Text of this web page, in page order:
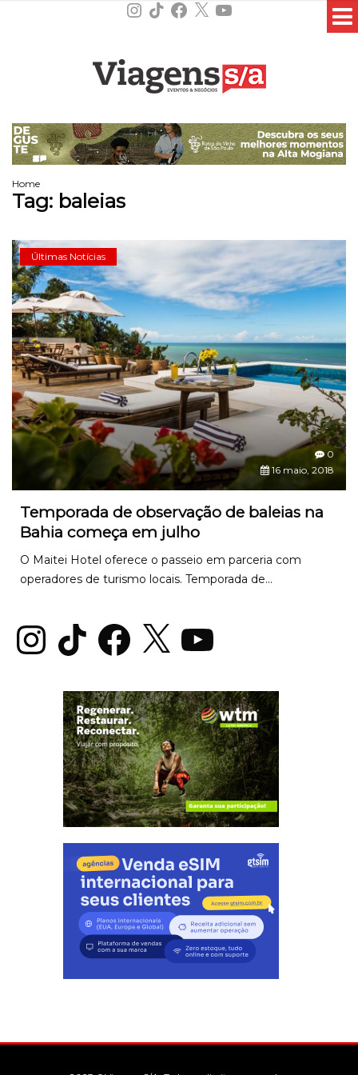
Instagram
TikTokFacebook
X YouTube
Home
Tag: baleias
Últimas Notícias
0
16 maio, 2018
Temporada de observação de baleias na
Bahia começa em julho
O Maitei Hotel oferece o passeio em parceria com
operadores de turismo locais. Temporada de...
InstagramTikTok Facebook
X YouTube